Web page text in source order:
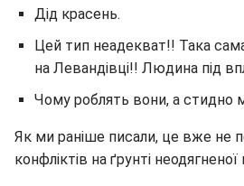
Дід красень.
Цей тип неадекват!! Така
на Левандівці!! Людина під
Чому роблять вони, а стидно
Як ми раніше писали, це вже не
конфліктів на ґрунті